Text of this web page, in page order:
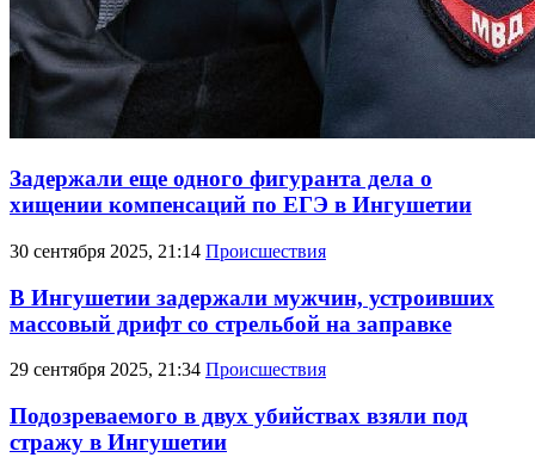
Задержали еще одного фигуранта дела о
хищении компенсаций по ЕГЭ в Ингушетии
30 сентября 2025, 21:14 Происшествия
В Ингушетии задержали мужчин, устроивших
массовый дрифт со стрельбой на заправке
29 сентября 2025, 21:34 Происшествия
Подозреваемого в двух убийствах взяли под
стражу в Ингушетии